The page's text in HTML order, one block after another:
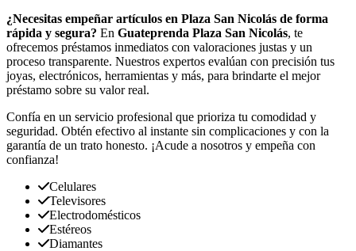
¿Necesitas empeñar artículos en Plaza San Nicolás de forma
rápida y segura? En Guateprenda Plaza San Nicolás, te
ofrecemos préstamos inmediatos con valoraciones justas y un
proceso transparente. Nuestros expertos evalúan con precisión tus
joyas, electrónicos, herramientas y más, para brindarte el mejor
préstamo sobre su valor real.
Confía en un servicio profesional que prioriza tu comodidad y
seguridad. Obtén efectivo al instante sin complicaciones y con la
garantía de un trato honesto. ¡Acude a nosotros y empeña con
confianza!
Celulares
Televisores
Electrodomésticos
Estéreos
Diamantes